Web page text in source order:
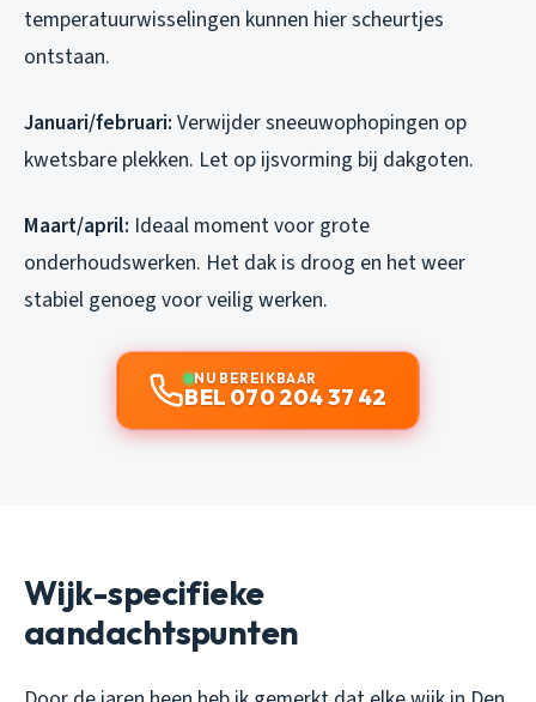
temperatuurwisselingen kunnen hier scheurtjes
ontstaan.
Januari/februari: Verwijder sneeuwophopingen op
kwetsbare plekken. Let op ijsvorming bij dakgoten.
Maart/april: Ideaal moment voor grote
onderhoudswerken. Het dak is droog en het weer
stabiel genoeg voor veilig werken.
NU BEREIKBAAR
BEL 070 204 37 42
Wijk-specifieke
aandachtspunten